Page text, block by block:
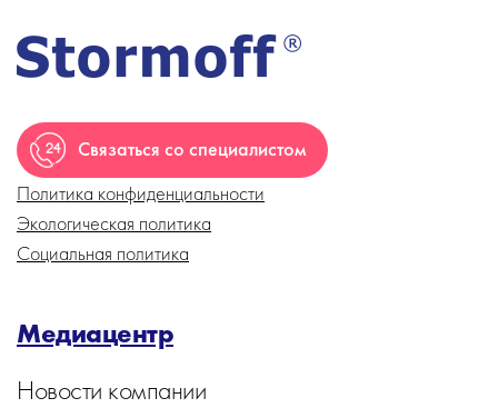
Связаться со специалистом
Политика конфиденциальности
Экологическая политика
Социальная политика
Медиацентр
Новости компании